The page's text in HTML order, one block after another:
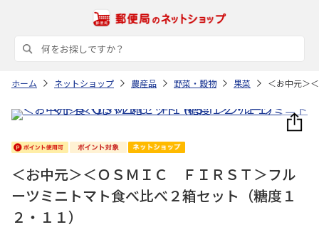
ホーム ネットショップ 農産品 野菜・穀物 果菜 ＜お中元＞
＜お中元＞＜ＯＳＭＩＣ ＦＩＲＳＴ＞フル
ーツミニトマト食べ比べ２箱セット（糖度１
２・１１）